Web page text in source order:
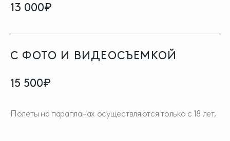
13 000₽
С ФОТО И ВИДЕОСЪЕМКОЙ
15 500₽
Полеты на парапланах осуществляются только с 18 лет,